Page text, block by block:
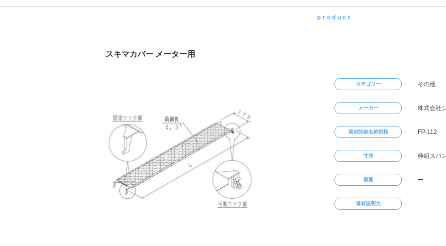
product
スキマカバー メーター用
カテゴリー その他
メーカー 株式会社
資材詳細名称規格 FP-112
寸法 枠組スパ
重量 ー
資材説明文